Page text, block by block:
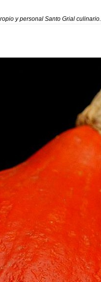
y personal Santo Grial culinario.